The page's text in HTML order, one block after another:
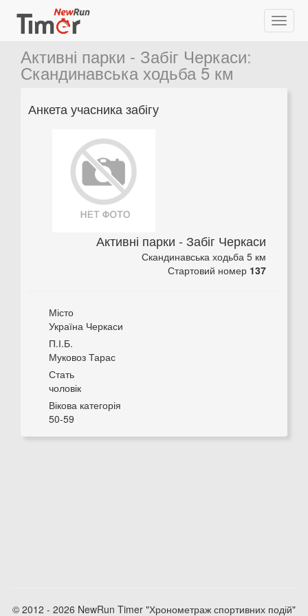
Активні парки - Забіг Черкаси:
Скандинавська ходьба 5 км
Анкета учасника забігу
Активні парки - Забіг Черкаси
Скандинавська ходьба 5 км
Стартовий номер 137
Місто
Україна Черкаси
П.І.Б.
Муковоз Тарас
Стать
чоловік
Вікова категорія
50-59
© 2012 - 2026 NewRun Timer "Хронометраж спортивних подій"